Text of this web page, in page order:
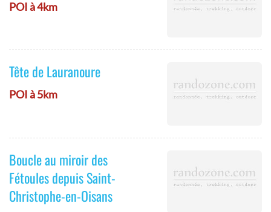
POI à 4km
Tête de Lauranoure
POI à 5km
Boucle au miroir des
Fétoules depuis Saint-
Christophe-en-Oisans